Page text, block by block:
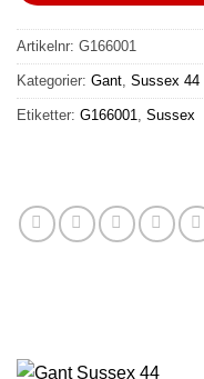
Artikelnr: G166001
Kategorier: Gant, Sussex 44
Etiketter: G166001, Sussex